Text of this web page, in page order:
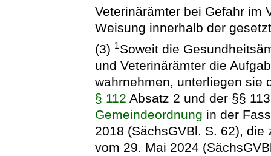
Veterinärämter bei Gefahr im
Weisung innerhalb der
(3) 1Soweit die
und Veterinärämter die
wahrnehmen, unterliegen sie
§ 112 Absatz 2 und der §§
Gemeindeordnung in der
2018 (SächsGVBl. S. 62),
vom 29. Mai 2024